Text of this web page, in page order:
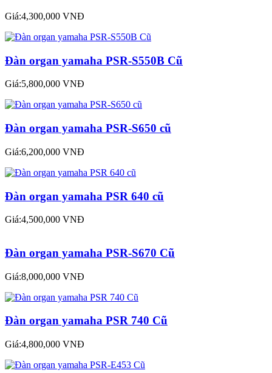
Giá:4,300,000 VNĐ
Đàn organ yamaha PSR-S550B Cũ
Giá:5,800,000 VNĐ
Đàn organ yamaha PSR-S650 cũ
Giá:6,200,000 VNĐ
Đàn organ yamaha PSR 640 cũ
Giá:4,500,000 VNĐ
Đàn organ yamaha PSR-S670 Cũ
Giá:8,000,000 VNĐ
Đàn organ yamaha PSR 740 Cũ
Giá:4,800,000 VNĐ